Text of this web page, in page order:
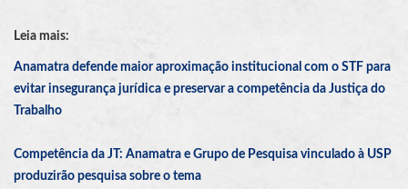
Leia mais:
Anamatra defende maior aproximação institucional com o STF para
evitar insegurança jurídica e preservar a competência da Justiça do
Trabalho
Competência da JT: Anamatra e Grupo de Pesquisa vinculado à USP
produzirão pesquisa sobre o tema